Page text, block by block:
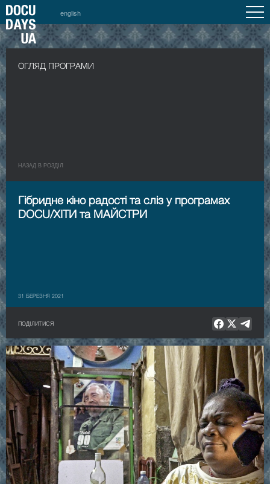
english
ОГЛЯД ПРОГРАМИ
НАЗАД В РОЗДIЛ
Гібридне кіно радості та сліз у програмах
DOCU/ХІТИ та МАЙСТРИ
31 БЕРЕЗНЯ 2021
ПОДІЛИТИСЯ